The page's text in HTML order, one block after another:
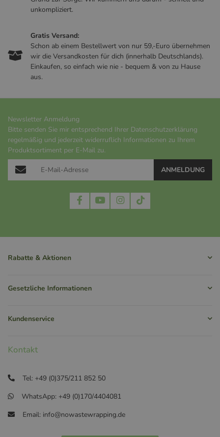
unkompliziert.
Gratis Versand:
Schon ab einem Bestellwert von nur 59,-Euro übernehmen
wir die Versandkosten für dich (innerhalb Deutschlands).
Einkaufen, so einfach wie nie - bequem & von zu Hause
aus.
Newsletter Anmeldung
Bitte senden Sie mir entsprechend Ihrer Datenschutzerklärung
regelmäßig und jederzeit widerruflich Informationen zu Ihrem
Produktsortiment per E-Mail zu.
ANMELDUNG
Rabatte & Aktionen
Gesetzliche Informationen
Kundenservice
Kontakt
Tel: +49 (0)375/211 852 50
WhatsApp: +49 (0)170/4404081
Email: info@nowastewrapping.de